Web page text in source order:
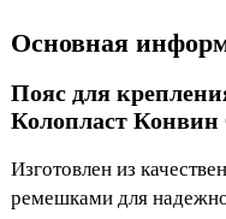
Основная
Пояс для
Колопласт Конвин
Изготовлен из
ремешками для